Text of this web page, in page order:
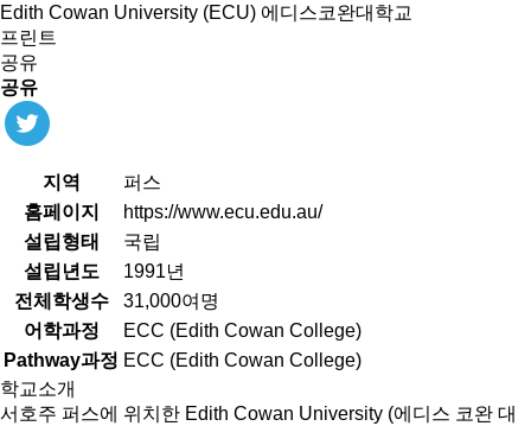
Edith Cowan University (ECU) 에디스코완대학교
프린트
공유
공유
지역
퍼스
홈페이지
https://www.ecu.edu.au/
설립형태
국립
설립년도
1991년
전체학생수
31,000여명
어학과정
ECC (Edith Cowan College)
Pathway과정 ECC (Edith Cowan College)
학교소개
서호주 퍼스에 위치한 Edith Cowan University (에디스 코완 대